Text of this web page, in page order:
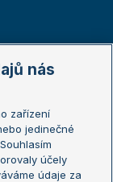
nás
zařízení
jedinečné
účely
údaje za